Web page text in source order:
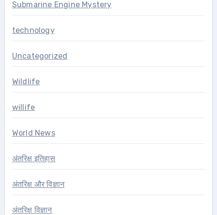
Submarine Engine Mystery
technology
Uncategorized
Wildlife
willife
World News
अंतरिक्ष इतिहास
अंतरिक्ष और विज्ञान
अंतरिक्ष विज्ञान